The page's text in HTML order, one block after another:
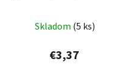
Skladom (5 ks)
€3,37